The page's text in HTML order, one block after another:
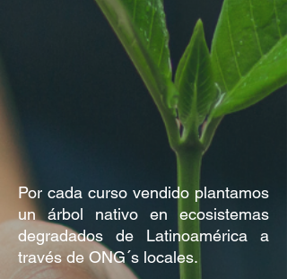
conversar sobre dudas y
debates de cada curso.
Biblioteca digital:Libros en
formato pdf, seleccionados
exclusivamente por los tutores
para profundizar y ampliar los
virtualy contacto con el tutor
para realizar consultas
disponible las 24 hr.
Por cada curso vendido plantamos
un árbol nativo en ecosistemas
degradados de Latinoamérica a
través de ONG´s locales.